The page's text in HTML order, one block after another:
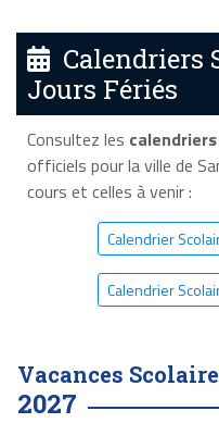
Calendriers
Jours Fériés
Consultez les
officiels pour la ville de
cours et celles à venir :
Calendrier
Calendrier
Vacances
2027